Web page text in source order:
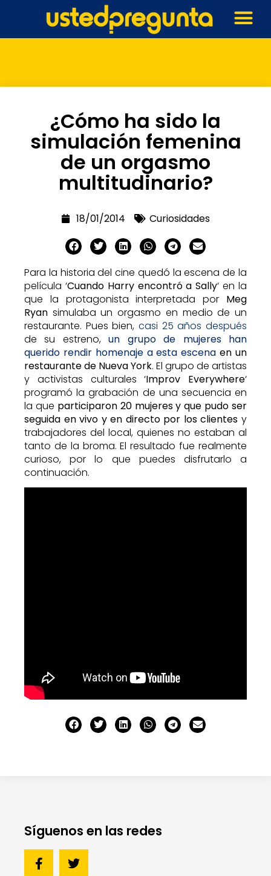
¿Cómo ha sido la
simulación femenina
de un orgasmo
multitudinario?
18/01/2014 Curiosidades
Para la historia del cine quedó la escena de la
película ‘Cuando Harry encontró a Sally‘ en la
que la protagonista interpretada por Meg
Ryan simulaba un orgasmo en medio de un
restaurante. Pues bien, casi 25 años después
de su estreno,un grupo de mujeres han
querido rendir homenaje a esta escena en un
restaurante de Nueva York. El grupo de artistas
y activistas culturales ‘Improv Everywhere‘
programó la grabación de una secuencia en
la que participaron 20 mujeres y que pudo ser
seguida en vivo y en directo por los clientes y
trabajadores del local, quienes no estaban al
tanto de la broma. El resultado fue realmente
curioso, por lo que puedes disfrutarlo a
continuación.
Síguenos en las redes